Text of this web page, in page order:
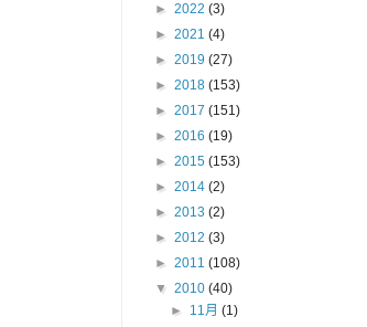
► 2022 (3)
► 2021 (4)
► 2019 (27)
► 2018 (153)
► 2017 (151)
► 2016 (19)
► 2015 (153)
► 2014 (2)
► 2013 (2)
► 2012 (3)
► 2011 (108)
▼ 2010 (40)
► 11月(1)